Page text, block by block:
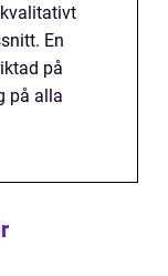
En
på
på alla